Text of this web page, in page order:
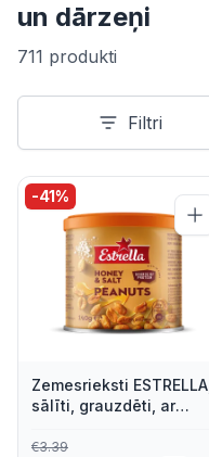
un dārzeņi
711 produkti
Filtri
-41%
Zemesrieksti ESTRELLA,
sālīti, grauzdēti, ar
€3.39